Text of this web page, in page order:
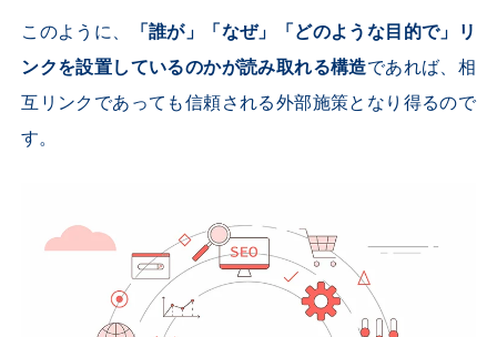
このように、
「誰が」「なぜ」「どのような目的で」リ
ンクを設置しているのかが読み取れる構造であれば、相
互リンクであっても信頼される外部施策となり得るので
す。